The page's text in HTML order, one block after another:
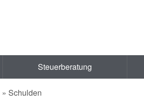
Steuerberatung
» Schulden